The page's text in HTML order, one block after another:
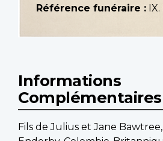
Référence funéraire :
Informations
Complémentaires
Fils de Julius et Jane